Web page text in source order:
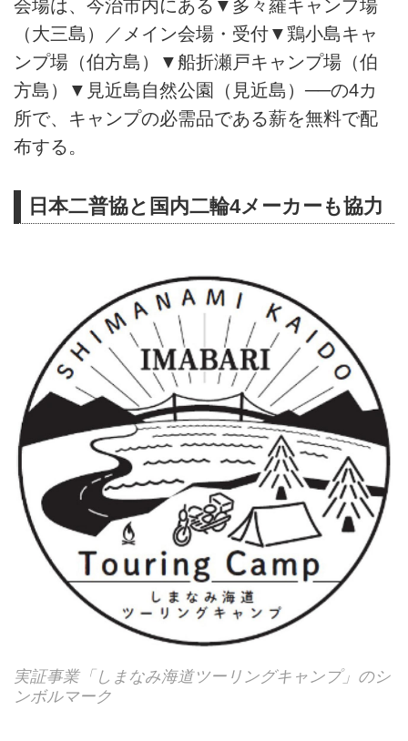
会場は、今治市内にある▼多々羅キャンプ場
（大三島）／メイン会場・受付▼鶏小島キャ
ンプ場（伯方島）▼船折瀬戸キャンプ場（伯
方島）▼見近島自然公園（見近島）──の4カ
所で、キャンプの必需品である薪を無料で配
布する。
日本二普協と国内二輪4メーカーも協力
実証事業「しまなみ海道ツーリングキャンプ」のシ
ンボルマーク